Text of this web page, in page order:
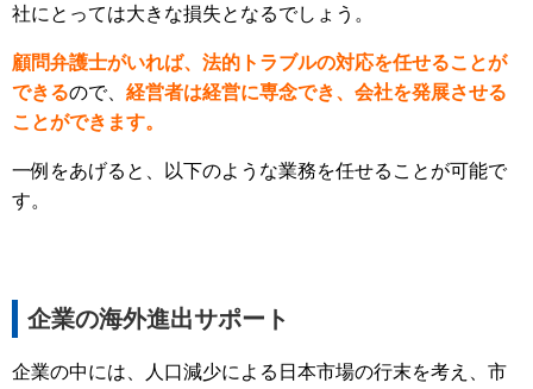
社にとっては大きな損失となるでしょう。
顧問弁護士がいれば、法的トラブルの対応を任せることが
できるので、 経営者は経営に専念でき、会社を発展させる
ことができます。
一例をあげると、以下のような業務を任せることが可能で
す。
企業の海外進出サポート
企業の中には、人口減少による日本市場の行末を考え、市